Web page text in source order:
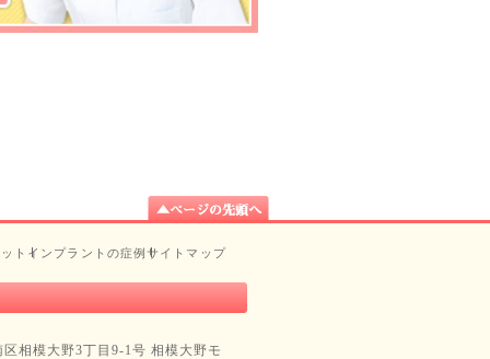
ト インプラントの症例サイトマップ
相模大野3丁目9-1号 相模大野モ